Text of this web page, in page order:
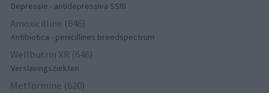
Depressie - antidepressiva SSRI
Amoxicilline (646)
Antibiotica - penicillines breedspectrum
Wellbutrin XR (646)
Verslavingsziekten
Metformine (620)